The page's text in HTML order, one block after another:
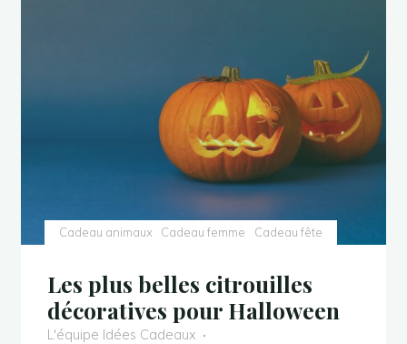
Cadeau animaux Cadeau femme Cadeau fête
Les plus belles citrouilles
décoratives pour Halloween
L'équipe Idées Cadeaux